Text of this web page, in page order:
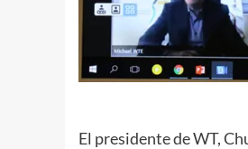
El presidente de WT,